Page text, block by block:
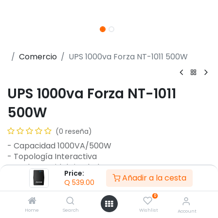
Price:
Q 539.00 Añadir a la cesta
Home Search
0
Wishlist Account
Comercio UPS 1000va Forza NT-1011 500W
UPS 1000va Forza NT-1011
500W
(0 reseña)
- Capacidad 1000VA/500W
- Topología Interactiva
- Onda senoidal simulada
- Voltaje: 120V
- Entrada NEMA 5-15P
- 6 x NEMA 5-15R
- Frecuencia de entrada asignada 45/65 Hz